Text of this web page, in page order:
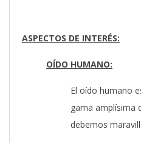
ASPECTOS DE INTERÉS:
OÍDO HUMANO:
El oído humano
gama amplísima
debemos